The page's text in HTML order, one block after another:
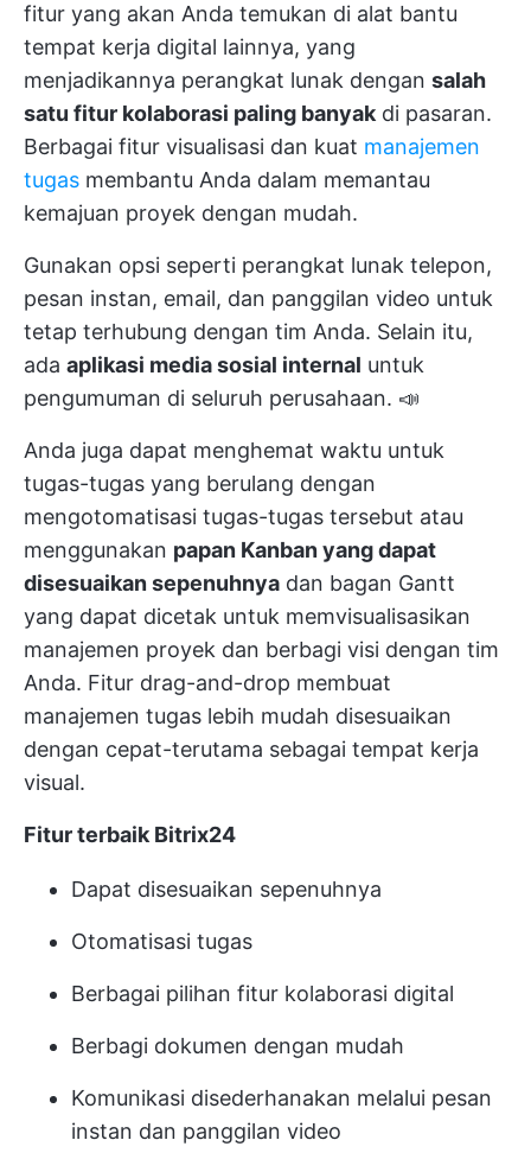
fitur yang akan Anda temukan di alat bantu
tempat kerja digital lainnya, yang
menjadikannya perangkat lunak dengan salah
satu fitur kolaborasi paling banyakdi pasaran.
Berbagai fitur visualisasi dan kuat manajemen
tugas membantu Anda dalam memantau
kemajuan proyek dengan mudah.
Gunakan opsi seperti perangkat lunak telepon,
pesan instan, email, dan panggilan video untuk
tetap terhubung dengan tim Anda. Selain itu,
ada aplikasi media sosial internal untuk
pengumuman di seluruh perusahaan. 📣
Anda juga dapat menghemat waktu untuk
tugas-tugas yang berulang dengan
mengotomatisasi tugas-tugas tersebut atau
menggunakan papan Kanban yang dapat
disesuaikan sepenuhnya dan bagan Gantt
yang dapat dicetak untuk memvisualisasikan
manajemen proyek dan berbagi visi dengan tim
Anda. Fitur drag-and-drop membuat
manajemen tugas lebih mudah disesuaikan
dengan cepat-terutama sebagai tempat kerja
visual.
Fitur terbaik Bitrix24
Dapat disesuaikan sepenuhnya
Otomatisasi tugas
Berbagai pilihan fitur kolaborasi digital
Berbagi dokumen dengan mudah
Komunikasi disederhanakan melalui pesan
instan dan panggilan video